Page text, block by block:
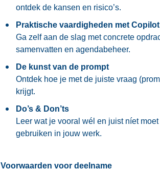
ontdek de kansen en risico’s.
Praktische vaardigheden met Copilot
Ga zelf aan de slag met concrete
samenvatten en agendabeheer.
De kunst van de prompt
Ontdek hoe je met de juiste vraag
krijgt.
Do’s & Don’ts
Leer wat je vooral wél en juist níet
gebruiken in jouw werk.
Voorwaarden voor deelname